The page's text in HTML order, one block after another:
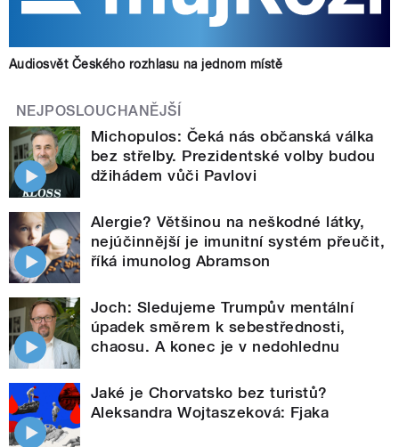
Audiosvět Českého rozhlasu na jednom místě
NEJPOSLOUCHANĚJŠÍ
Michopulos: Čeká nás občanská válka
bez střelby. Prezidentské volby budou
džihádem vůči Pavlovi
Alergie? Většinou na neškodné látky,
nejúčinnější je imunitní systém přeučit,
říká imunolog Abramson
Joch: Sledujeme Trumpův mentální
úpadek směrem k sebestřednosti,
chaosu. A konec je v nedohlednu
Jaké je Chorvatsko bez turistů?
Aleksandra Wojtaszeková: Fjaka